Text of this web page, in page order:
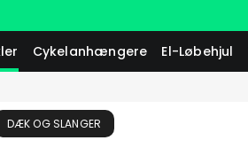
Cykelanhængere El-Løbehjul
DÆK OG SLANGER